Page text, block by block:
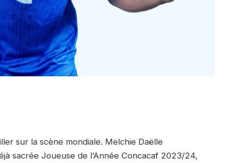
sur la scène mondiale. Melchie Daëlle
sacrée Joueuse de l’Année Concacaf 2023/24,